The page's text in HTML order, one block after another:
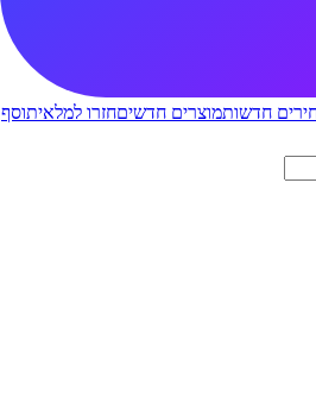
חדשותמוצרים חדשיםחזרו למלאיתוסף